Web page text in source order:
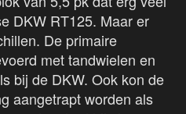
DKW RT125. Maar er
De primaire
met tandwielen en
bij de DKW. Ook kon de
aangetrapt worden als